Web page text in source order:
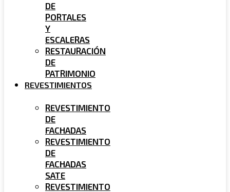
DE
PORTALES
Y
ESCALERAS
RESTAURACIÓN
DE
PATRIMONIO
REVESTIMIENTOS
REVESTIMIENTO
DE
FACHADAS
REVESTIMIENTO
DE
FACHADAS
SATE
REVESTIMIENTO